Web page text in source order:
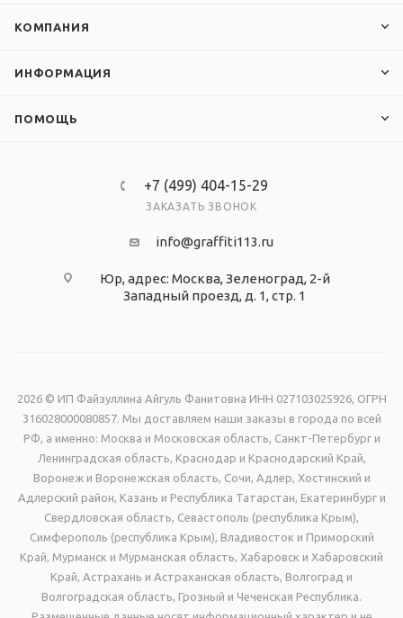
КОМПАНИЯ
ИНФОРМАЦИЯ
ПОМОЩЬ
+7 (499) 404-15-29
ЗАКАЗАТЬ ЗВОНОК
info@graffiti113.ru
Юр, адрес: Москва, Зеленоград, 2-й
Западный проезд, д. 1, стр. 1
2026 © ИП Файзуллина Айгуль Фанитовна ИНН 027103025926, ОГРН
316028000080857. Мы доставляем наши заказы в города по всей
РФ, а именно: Москва и Московская область, Санкт-Петербург и
Ленинградская область, Краснодар и Краснодарский Край,
Воронеж и Воронежская область, Сочи, Адлер, Хостинский и
Адлерский район, Казань и Республика Татарстан, Екатеринбург и
Свердловская область, Севастополь (республика Крым),
Симферополь (республика Крым), Владивосток и Приморский
Край, Мурманск и Мурманская область, Хабаровск и Хабаровский
Край, Астрахань и Астраханская область, Волгоград и
Волгоградская область, Грозный и Чеченская Республика.